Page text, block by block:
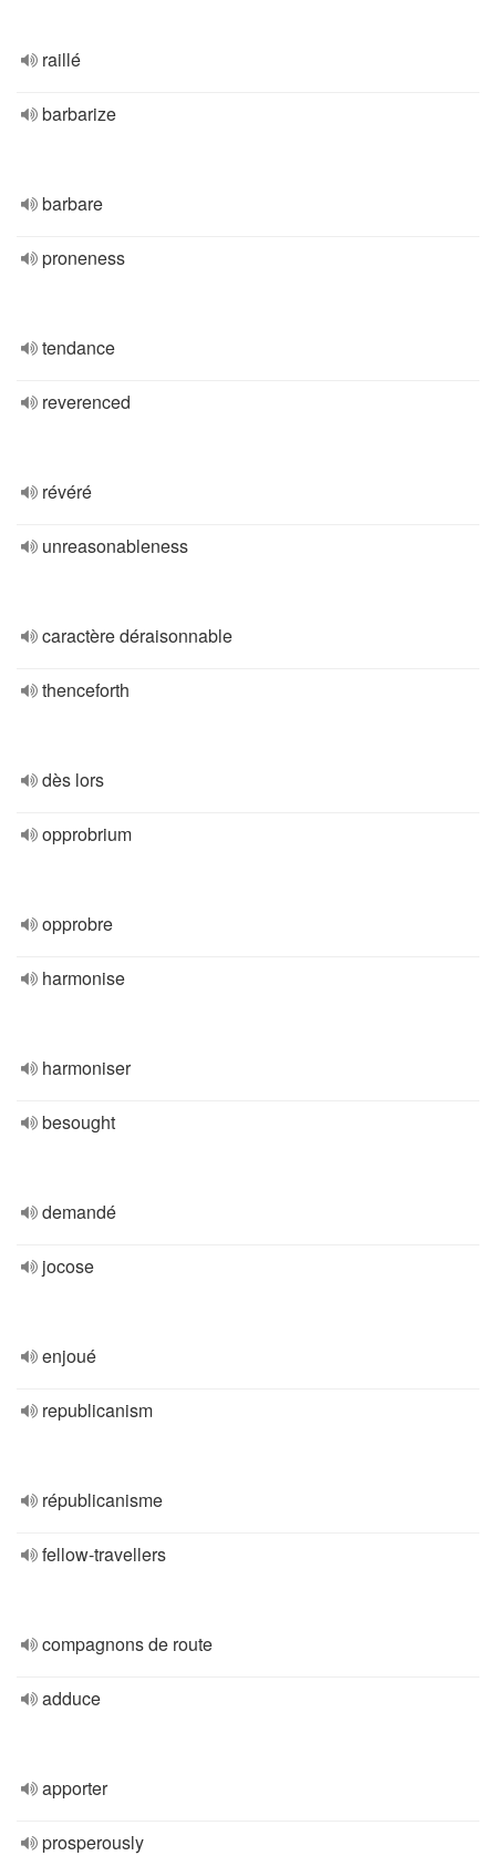
raillé
barbarize
barbare
proneness
tendance
reverenced
révéré
unreasonableness
caractère déraisonnable
thenceforth
dès lors
opprobrium
opprobre
harmonise
harmoniser
besought
demandé
jocose
enjoué
republicanism
républicanisme
fellow-travellers
compagnons de route
adduce
apporter
prosperously